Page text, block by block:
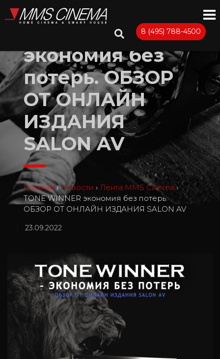
8 (495) 788-4500
TONE WINNER
экономия без
потерь. ОБЗОР
ОТ ОНЛАЙН
ИЗДАНИЯ
SALON AV
Главная › Новости › Лента MMS Cinema ›
TONE WINNER экономия без потерь.
ОБЗОР ОТ ОНЛАЙН ИЗДАНИЯ SALON AV
23.09.2022